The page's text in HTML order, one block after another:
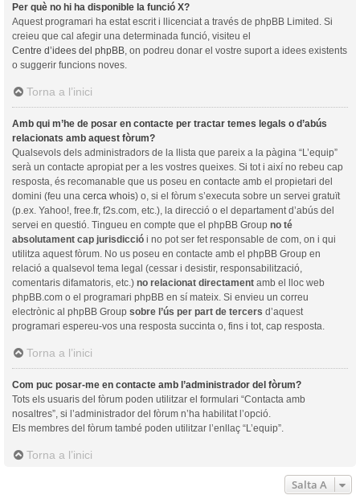
Per què no hi ha disponible la funció X?
Aquest programari ha estat escrit i llicenciat a través de phpBB Limited. Si
creieu que cal afegir una determinada funció, visiteu el
Centre d’idees del phpBB , on podreu donar el vostre suport a idees existents
o suggerir funcions noves.
Torna a l’inici
Amb qui m’he de posar en contacte per tractar temes legals o d’abús
relacionats amb aquest fòrum?
Qualsevols dels administradors de la llista que pareix a la pàgina “L’equip”
serà un contacte apropiat per a les vostres queixes. Si tot i així no rebeu cap
resposta, és recomanable que us poseu en contacte amb el propietari del
domini (feu una cerca whois) o, si el fòrum s’executa sobre un servei gratuït
(p.ex. Yahoo!, free.fr, f2s.com, etc.), la direcció o el departament d’abús del
servei en questió. Tingueu en compte que el phpBB Group no té
absolutament cap jurisdicció i no pot ser fet responsable de com, on i qui
utilitza aquest fòrum. No us poseu en contacte amb el phpBB Group en
relació a qualsevol tema legal (cessar i desistir, responsabilització,
comentaris difamatoris, etc.) no relacionat directament amb el lloc web
phpBB.com o el programari phpBB en sí mateix. Si envieu un correu
electrònic al phpBB Group sobre l’ús per part de tercers d’aquest
programari espereu-vos una resposta succinta o, fins i tot, cap resposta.
Torna a l’inici
Com puc posar-me en contacte amb l’administrador del fòrum?
Tots els usuaris del fòrum poden utilitzar el formulari “Contacta amb
nosaltres”, si l’administrador del fòrum n’ha habilitat l’opció.
Els membres del fòrum també poden utilitzar l’enllaç “L’equip”.
Torna a l’inici
Salta A